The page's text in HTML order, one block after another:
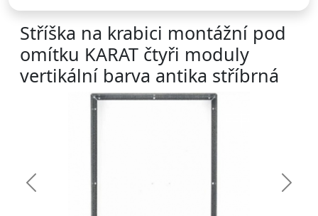
Stříška na krabici montážní pod
omítku KARAT čtyři moduly
vertikální barva antika stříbrná
Předchozí Další